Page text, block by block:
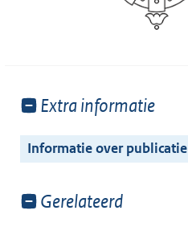
Toon
van:
Extra informatie
Informatie over publicatie
Toon
Gerelateerd